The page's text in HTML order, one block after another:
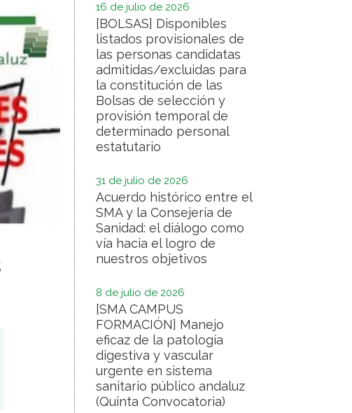
16 de julio de 2026
[BOLSAS] Disponibles
listados provisionales de
las personas candidatas
admitidas/excluidas para
la constitución de las
Bolsas de selección y
provisión temporal de
determinado personal
estatutario
31 de julio de 2026
Acuerdo histórico entre el
SMA y la Consejería de
Sanidad: el diálogo como
vía hacia el logro de
nuestros objetivos
8 de julio de 2026
[SMA CAMPUS
FORMACIÓN] Manejo
eficaz de la patología
digestiva y vascular
urgente en sistema
sanitario público andaluz
(Quinta Convocatoria)